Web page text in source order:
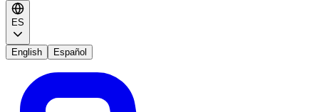
ES
English Español